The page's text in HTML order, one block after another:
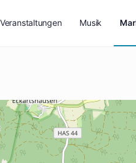
Veranstaltungen Musik